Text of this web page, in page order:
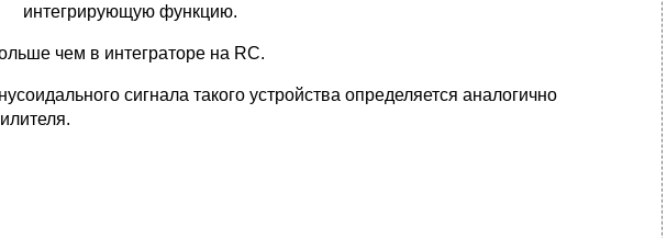
интегрирующую функцию.
чем в интеграторе на RC.
сигнала такого устройства определяется аналогично